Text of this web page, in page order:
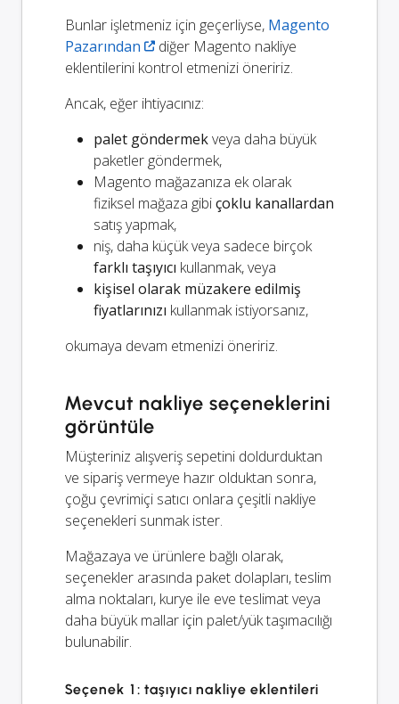
Bunlar işletmeniz için geçerliyse, Magento
Pazarından
diğer Magento nakliye
eklentilerini kontrol etmenizi öneririz.
Ancak, eğer ihtiyacınız:
palet göndermekveya daha büyük
paketler göndermek,
Magento mağazanıza ek olarak
fiziksel mağaza gibiçoklu kanallardan
satış yapmak,
niş, daha küçük veya sadece birçok
farklı taşıyıcı kullanmak, veya
kişisel olarak müzakere edilmiş
fiyatlarınızı kullanmak istiyorsanız,
okumaya devam etmenizi öneririz.
Mevcut nakliye seçeneklerini
görüntüle
Müşteriniz alışveriş sepetini doldurduktan
ve sipariş vermeye hazır olduktan sonra,
çoğu çevrimiçi satıcı onlara çeşitli nakliye
seçenekleri sunmak ister.
Mağazaya ve ürünlere bağlı olarak,
seçenekler arasında paket dolapları, teslim
alma noktaları, kurye ile eve teslimat veya
daha büyük mallar için palet/yük taşımacılığı
bulunabilir.
Seçenek 1: taşıyıcı nakliye eklentileri